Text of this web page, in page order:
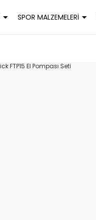
SPOR MALZEMELERİ